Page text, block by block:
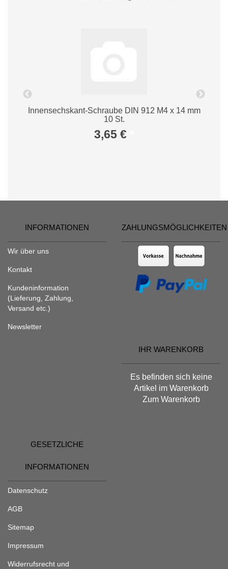
Innensechskant-Schraube DIN 912 M4 x 14 mm
10 St.
3,65 €
INFORMATIONEN
Wir über uns
Kontakt
Kundeninformation
(Lieferung, Zahlung,
Versand etc.)
Newsletter
ZAHLUNGSMÖGLICHKEITEN
IHR WARENKORB
Es befinden sich keine
Artikel im Warenkorb
Zum Warenkorb
GESETZLICHE
INFORMATIONEN
Datenschutz
AGB
Sitemap
Impressum
Widerrufsrecht und